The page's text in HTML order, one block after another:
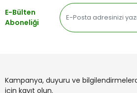
E-Bülten
Aboneliği
Kampanya, duyuru ve
için kayıt olun.